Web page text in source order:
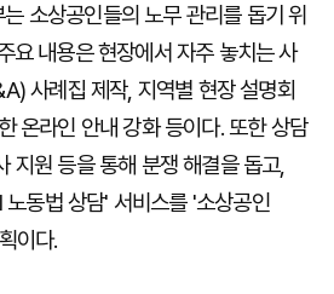
소상공인들의 노무 관리를 돕기 위
요 내용은 현장에서 자주 놓치는 사
사례집 제작, 지역별 현장 설명회
온라인 안내 강화 등이다. 또한 상담
지원 등을 통해 분쟁 해결을 돕고,
동법 상담' 서비스를 '소상공인
이다.